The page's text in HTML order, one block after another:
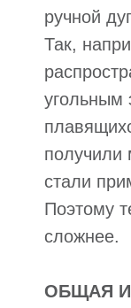
ручной
Так,
угольным
получили
стали
Поэтому
сложнее.
ОБЩАЯ